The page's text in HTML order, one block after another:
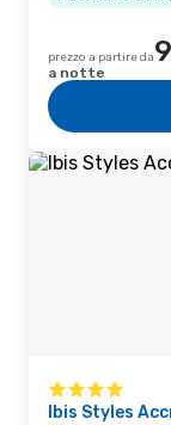
prezzo a partire da
a notte
Ibis Styles